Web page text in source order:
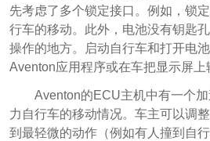
先考虑了多个锁定接口。例如，锁
行车的移动。此外，电池没有钥匙
操作的地方。启动自行车和打开电
Aventon应用程序或在车把显示屏上
Aventon的ECU主机中有一个
力自行车的移动情况。车主可以调
到最轻微的动作（例如有人撞到自